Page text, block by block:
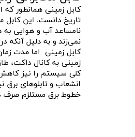
کابل زمینی همانطور
تاریخ دانست. این کابل
نامساعد آب و هوایی
نمی‌زند و به دلیل آنکه
کابل زمینی اما مدت
زمینی به کانال داکت،
کلی سیستم را نیز
انشعاب و تابلوهای برق
خطوط برق مستلزم صرف